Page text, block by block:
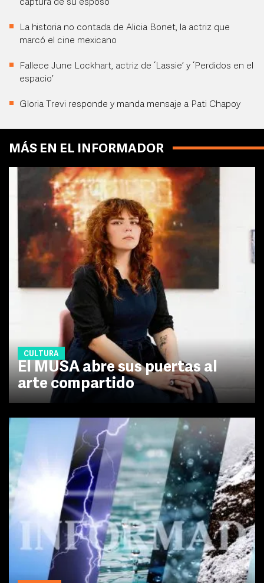
captura de su esposo
La historia no contada de Alicia Bonet, la actriz que
marcó el cine mexicano
Fallece June Lockhart, actriz de ‘Lassie’ y ‘Perdidos en el
espacio’
Gloria Trevi responde y manda mensaje a Pati Chapoy
MÁS EN EL INFORMADOR
CULTURA
El MUSA abre sus puertas al
arte compartido